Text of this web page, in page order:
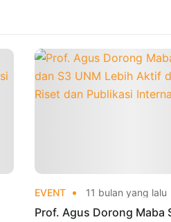
EVENT 11 bulan yang lalu
Prof. Agus Dorong Maba